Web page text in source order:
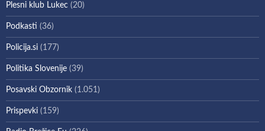
Plesni klub Lukec (20)
Podkasti (36)
Policija.si (177)
Politika Slovenije (39)
Posavski Obzornik (1.051)
Prispevki (159)